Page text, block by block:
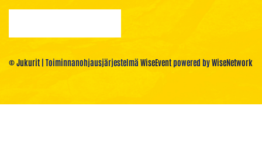
© Jukurit | Toiminnanohjausjärjestelmä WiseEventpowered byWiseNetwork